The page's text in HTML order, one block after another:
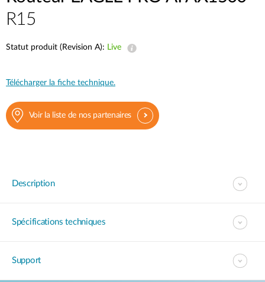
R15
Statut produit (Revision A): Live
Télécharger la fiche technique.
Voir la liste de nos partenaires
Description
Spécifications techniques
Support